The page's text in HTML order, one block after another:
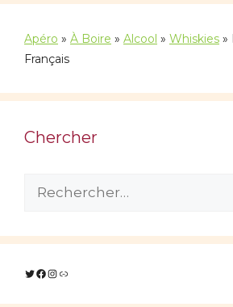
Apéro » À Boire » Alcool » Whiskies »
Français
Chercher
Rechercher :
Twitter
Facebook
Instagram
Lien